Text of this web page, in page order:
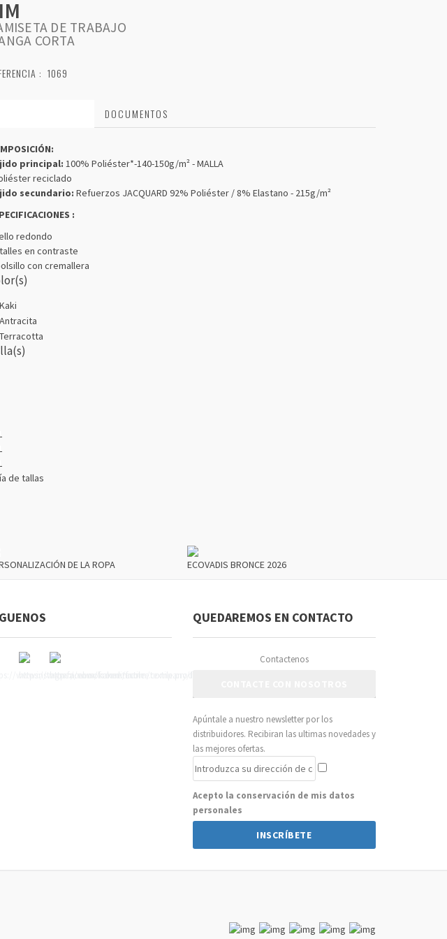
DE TRABAJO
CORTA
: 1069
DOCUMENTOS
principal: 100% Poliéster*-140-150g/m² - MALLA
reciclado
secundario: Refuerzos JACQUARD 92% Poliéster / 8% Elastano - 215g/m²
:
redondo
en contraste
con cremallera
de tallas
DE LA ROPA ECOVADIS BRONCE 2026
QUEDAREMOS EN CONTACTO
Contactenos
Apúntale a nuestro newsletter por los
distribuidores. Recibiran las ultimas novedades y
las mejores ofertas.
Acepto la conservación de mis datos
personales
INSCRÍBETE